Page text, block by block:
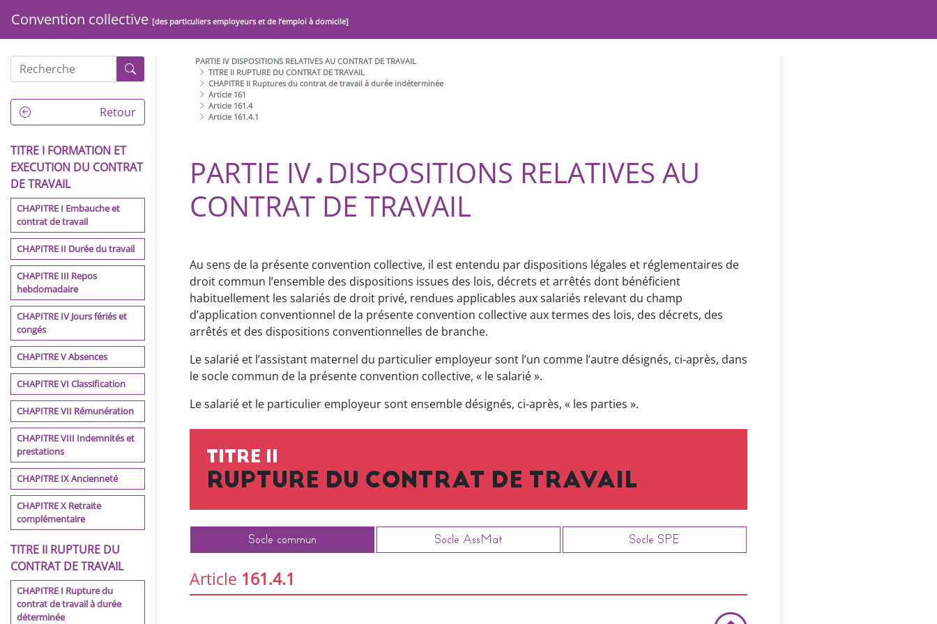
Convention collective [des particuliers employeurs et de l’emploi à domicile]
PRÉAMBULE
CONVENTION COLLECTIVE
DE LA BRANCHE DU SECTEUR
DES PARTICULIERS
EMPLOYEURS ET DE
L'EMPLOI À DOMICILE
PARTIE I DISPOSITIONS
GÉNÉRALES
PARTIE II EGALITE
PROFESSIONNELLE, NON
DISCRIMINATION, LIBERTÉS
INDIVIDUELLES ET EMPLOI
DES TRAVAILLEURS
HANDICAPÉS
PARTIE III DIALOGUE SOCIAL
ET RELATIONS COLLECTIVES
DU TRAVAIL AU NIVEAU DE
LA BRANCHE
PARTIE IV DISPOSITIONS
RELATIVES AU CONTRAT DE
TRAVAIL
PARTIE V DROITS SOCIAUX
ATTACHES AUX SALARIES
Please download
your Collective
Tahmil Alaitifaqiat
Retour
TITRE I FORMATION ET
EXECUTION DU CONTRAT
DE TRAVAIL
CHAPITRE I Embauche et
contrat de travail
CHAPITRE II Durée du travail
CHAPITRE III Repos
hebdomadaire
CHAPITRE IV Jours fériés et
congés
CHAPITRE V Absences
CHAPITRE VI Classification
CHAPITRE VII Rémunération
CHAPITRE VIII Indemnités et
prestations
CHAPITRE IX Ancienneté
CHAPITRE X Retraite
complémentaire
TITRE II RUPTURE DU
CONTRAT DE TRAVAIL
CHAPITRE I Rupture du
contrat de travail à durée
déterminée
PARTIE IV DISPOSITIONS RELATIVES AU CONTRAT DE TRAVAIL
TITRE II RUPTURE DU CONTRAT DE TRAVAIL
CHAPITRE II Ruptures du contrat de travail à durée indéterminée
Article 161
Article 161.4
Article 161.4.1
PARTIE IV DISPOSITIONS RELATIVES AU
CONTRAT DE TRAVAIL
Au sens de la présente convention collective, il est entendu par dispositions légales et réglementaires de
droit commun l’ensemble des dispositions issues des lois, décrets et arrêtés dont bénéficient
habituellement les salariés de droit privé, rendues applicables aux salariés relevant du champ
d’application conventionnel de la présente convention collective aux termes des lois, des décrets, des
arrêtés et des dispositions conventionnelles de branche.
Le salarié et l’assistant maternel du particulier employeur sont l’un comme l’autre désignés, ci-après, dans
le socle commun de la présente convention collective, « le salarié ».
Le salarié et le particulier employeur sont ensemble désignés, ci-après, « les parties ».
TITRE II
RUPTURE DU CONTRAT DE TRAVAIL
Socle commun Socle AssMat Socle SPE
Article 161.4.1